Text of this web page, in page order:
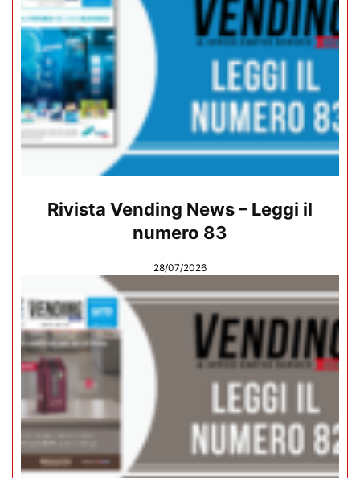
Rivista Vending News – Leggi il
numero 83
28/07/2026